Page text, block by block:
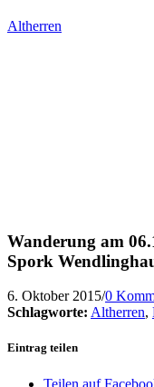
Altherren
Wanderung am
Spork
6. Oktober 2015/0
Schlagworte: Altherren,
Eintrag teilen
Teilen auf